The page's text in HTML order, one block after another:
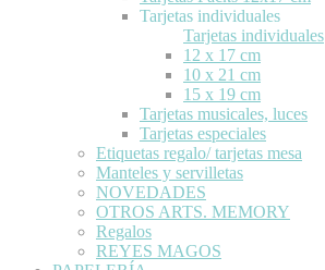
Tarjetas individuales
Tarjetas individuales
12 x 17 cm
10 x 21 cm
15 x 19 cm
Tarjetas musicales, luces
Tarjetas especiales
Etiquetas regalo/ tarjetas mesa
Manteles y servilletas
NOVEDADES
OTROS ARTS. MEMORY
Regalos
REYES MAGOS